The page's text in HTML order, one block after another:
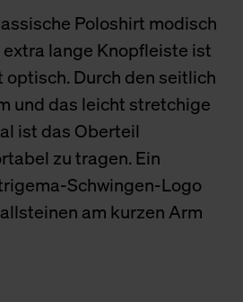
Poloshirt modisch
lange Knopfleiste ist
Durch den seitlich
und das leicht stretchige
ist das Oberteil
zu tragen. Ein
Schwingen-Logo
am kurzen Arm